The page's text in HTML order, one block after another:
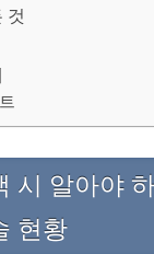
것
시 알아야
현황